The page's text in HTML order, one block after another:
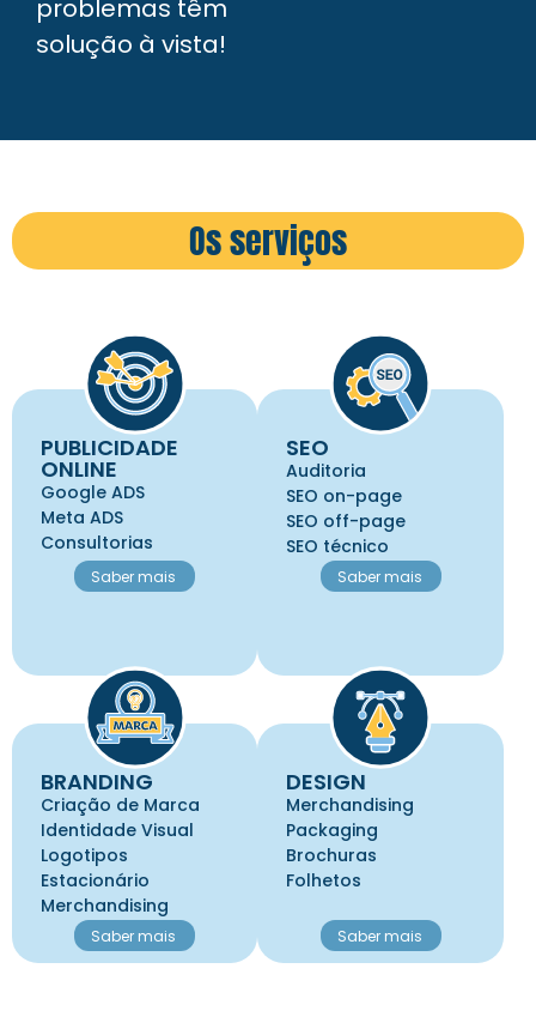
problemas têm
solução à vista!
Os serviços
PUBLICIDADE
ONLINE
Google ADS
Meta ADS
Consultorias
Saber mais
SEO
Auditoria
SEO on-page
SEO off-page
SEO técnico
Saber mais
BRANDING
Criação de Marca
Identidade Visual
Logotipos
Estacionário
Merchandising
Saber mais
DESIGN
Merchandising
Packaging
Brochuras
Folhetos
Saber mais